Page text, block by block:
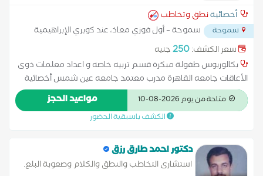
أخصائيةنطق وتخاطب
سموحة
سموحة – أول فوزي معاذ، عند كوبري الإبراهيمية
شارع الشهيد كمال الدين صلاح (متفرع من شارع زكي رجب)
سعر الكشف:250جنيه
بكالوريوس طفولة مبكرة قسم تربيه خاصه و اعداد معلمات ذوى
الأعاقات جامعه القاهرة مدرب معتمد جامعه عين شمس أخصائية
تخاطب وتعديل نطق وكلام أخصائي تخاطب معتمد من كامبريدج
أكاديمي حاصله على الدبلومه العليا فى التربيه الخاصة من كامبريدج
أكاديمي عدد سنوات الخبره / 8سنوات
متاحة من يوم 2026-08-10 مواعيد الحجز
الكشف باسبقية الحضور
دكتور احمد طارق رزق
استشارى التخاطب والنطق والكلام وصعوبة البلع.